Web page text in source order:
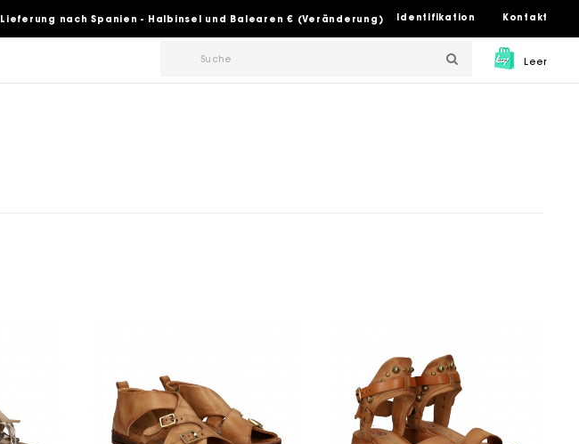
Kontakt
Identifikation
Lieferung nach Spanien - Halbinsel und Balearen € (Veränderung)
Leer